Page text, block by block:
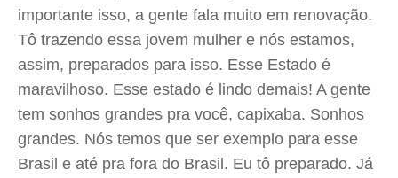
importante isso, a gente fala muito em renovação.
Tô trazendo essa jovem mulher e nós estamos,
assim, preparados para isso. Esse Estado é
maravilhoso. Esse estado é lindo demais! A gente
tem sonhos grandes pra você, capixaba. Sonhos
grandes. Nós temos que ser exemplo para esse
Brasil e até pra fora do Brasil. Eu tô preparado. Já